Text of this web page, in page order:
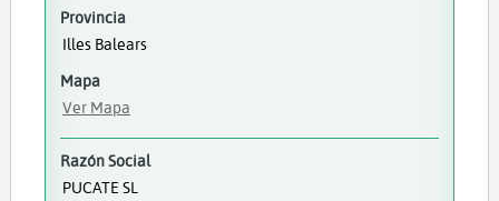
Provincia
Illes Balears
Mapa
Ver Mapa
Razón Social
PUCATE SL